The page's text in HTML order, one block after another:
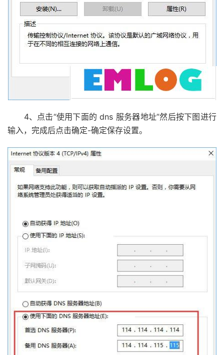
4、点击“使用下面的 dns 服务器地址”然后按下图进行
输入，完成后点击确定-确定保存设置。